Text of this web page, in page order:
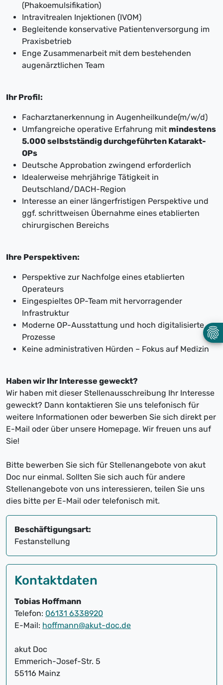
(Phakoemulsifikation)
Intravitrealen Injektionen (IVOM)
Begleitende konservative Patientenversorgung im
Praxisbetrieb
Enge Zusammenarbeit mit dem bestehenden
augenärztlichen Team
Ihr Profil:
Facharztanerkennung in Augenheilkunde(m/w/d)
Umfangreiche operative Erfahrung mit mindestens
5.000 selbstständig durchgeführten Katarakt-
OPs
Deutsche Approbation zwingend erforderlich
Idealerweise mehrjährige Tätigkeit in
Deutschland/DACH-Region
Interesse an einer längerfristigen Perspektive und
ggf. schrittweisen Übernahme eines etablierten
chirurgischen Bereichs
Ihre Perspektiven:
Perspektive zur Nachfolge eines etablierten
Operateurs
Eingespieltes OP-Team mit hervorragender
Infrastruktur
Moderne OP-Ausstattung und hoch digitalisierte
Prozesse
Keine administrativen Hürden – Fokus auf Medizin
Haben wir Ihr Interesse geweckt?
Wir haben mit dieser Stellenausschreibung Ihr Interesse
geweckt? Dann kontaktieren Sie uns telefonisch für
weitere Informationen oder bewerben Sie sich direkt per
E-Mail oder über unsere Homepage. Wir freuen uns auf
Sie!
Bitte bewerben Sie sich für Stellenangebote von akut
Doc nur einmal. Sollten Sie sich auch für andere
Stellenangebote von uns interessieren, teilen Sie uns
dies bitte per E-Mail oder telefonisch mit.
Beschäftigungsart:
Festanstellung
Kontaktdaten
Tobias Hoffmann
Telefon: 06131 6338920
E-Mail: hoffmann@akut-doc.de
akut Doc
Emmerich-Josef-Str. 5
55116 Mainz